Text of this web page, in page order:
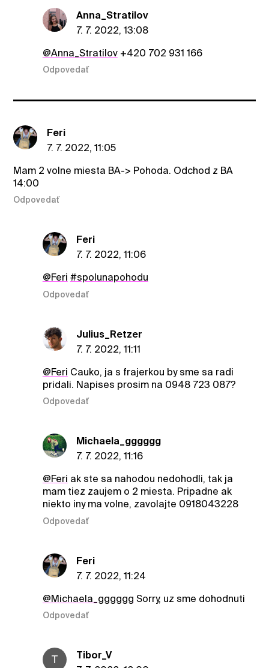
Anna_Stratilov
7. 7. 2022, 13:08
@Anna_Stratilov+420 702 931 166
Odpovedať
Feri
7. 7. 2022, 11:05
Mam 2 volne miesta BA-> Pohoda. Odchod z BA
14:00
Odpovedať
Feri
7. 7. 2022, 11:06
@Feri #spolunapohodu
Odpovedať
Julius_Retzer
7. 7. 2022, 11:11
@Feri Cauko, ja s frajerkou by sme sa radi
pridali. Napises prosim na 0948 723 087?
Odpovedať
Michaela_gggggg
7. 7. 2022, 11:16
@Feri ak ste sa nahodou nedohodli, tak ja
mam tiez zaujem o 2 miesta. Pripadne ak
niekto iny ma volne, zavolajte 0918043228
Odpovedať
Feri
7. 7. 2022, 11:24
@Michaela_gggggg Sorry, uz sme dohodnuti
Odpovedať
T
Tibor_V